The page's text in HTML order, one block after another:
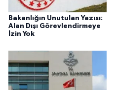
Bakanlığın Unutulan Yazısı:
Alan Dışı Görevlendirmeye
İzin Yok